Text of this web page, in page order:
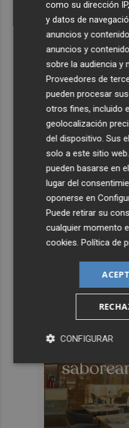
como su dirección
y datos de
anuncios y
anuncios y
sobre la audiencia y
Proveedores de
pueden procesar
otros fines, incluido
geolocalización
del dispositivo. Sus
solo a este sitio
pueden basarse en
lugar del
oponerse en
Puede retirar su
cualquier momento
cookies.Política de
CONFIGURAR